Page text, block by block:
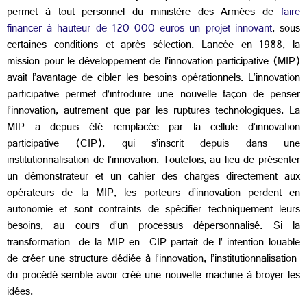
permet à tout personnel du ministère des Armées de faire
financer à hauteur de 120 000 euros un projet innovant, sous
certaines conditions et après sélection. Lancée en 1988, la
mission pour le développement de l’innovation participative (MIP)
avait l’avantage de cibler les besoins opérationnels. L’innovation
participative permet d’introduire une nouvelle façon de penser
l’innovation, autrement que par les ruptures technologiques. La
MIP a depuis été remplacée par la cellule d’innovation
participative (CIP), qui s’inscrit depuis dans une
institutionnalisation de l’innovation. Toutefois, au lieu de présenter
un démonstrateur et un cahier des charges directement aux
opérateurs de la MIP, les porteurs d’innovation perdent en
autonomie et sont contraints de spécifier techniquement leurs
besoins, au cours d’un processus dépersonnalisé. Si la
transformation de la MIP en CIP partait de l’ intention louable
de créer une structure dédiée à l’innovation, l’institutionnalisation
du procédé semble avoir créé une nouvelle machine à broyer les
idées.